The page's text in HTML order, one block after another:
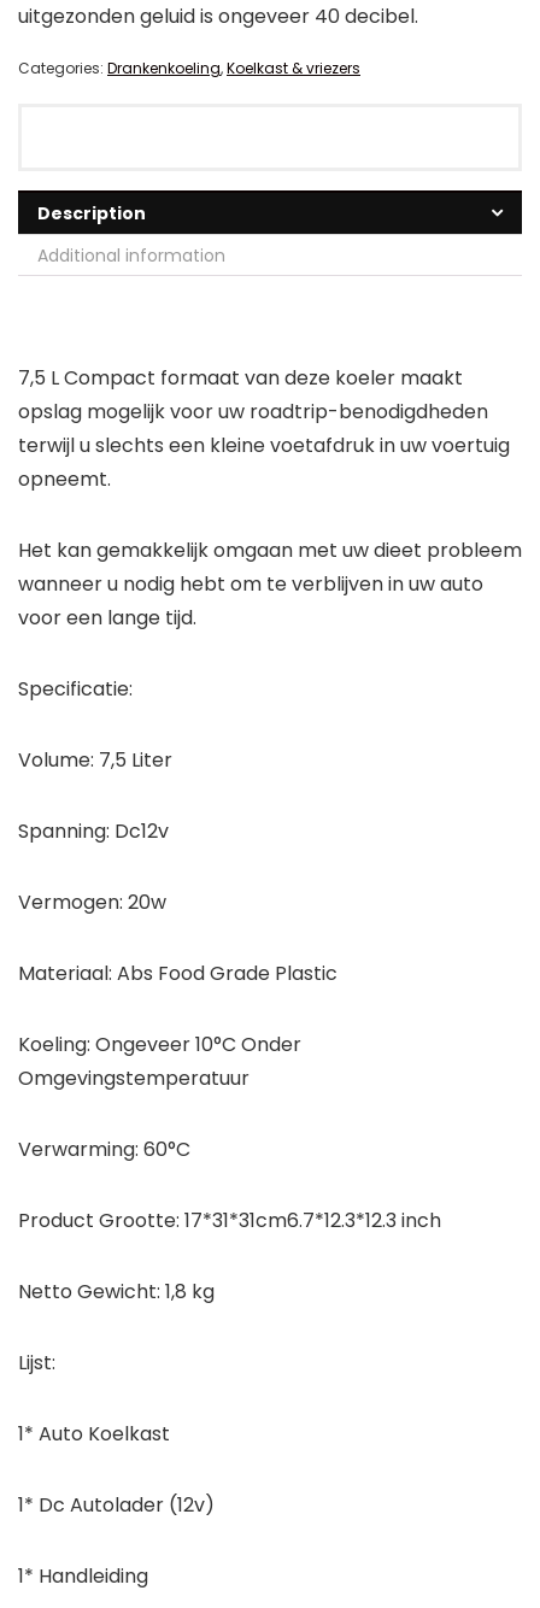
uitgezonden geluid is ongeveer 40 decibel.
Categories: Drankenkoeling,Koelkast & vriezers
Description
Additional information
7,5 L Compact formaat van deze koeler maakt
opslag mogelijk voor uw roadtrip-benodigdheden
terwijl u slechts een kleine voetafdruk in uw voertuig
opneemt.
Het kan gemakkelijk omgaan met uw dieet probleem
wanneer u nodig hebt om te verblijven in uw auto
voor een lange tijd.
Specificatie:
Volume: 7,5 Liter
Spanning: Dc12v
Vermogen: 20w
Materiaal: Abs Food Grade Plastic
Koeling: Ongeveer 10°C Onder
Omgevingstemperatuur
Verwarming: 60°C
Product Grootte: 17*31*31cm6.7*12.3*12.3 inch
Netto Gewicht: 1,8 kg
Lijst:
1* Auto Koelkast
1* Dc Autolader (12v)
1* Handleiding